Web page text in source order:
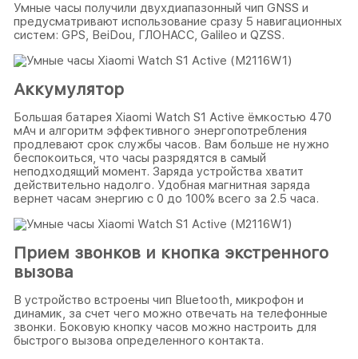
Умные часы получили двухдиапазонный чип GNSS и
предусматривают использование сразу 5 навигационных
систем: GPS, BeiDou, ГЛОНАСС, Galileo и QZSS.
Аккумулятор
Большая батарея Xiaomi Watch S1 Active ёмкостью 470
мАч и алгоритм эффективного энергопотребления
продлевают срок службы часов. Вам больше не нужно
беспокоиться, что часы разрядятся в самый
неподходящий момент. Заряда устройства хватит
действительно надолго. Удобная магнитная заряда
вернет часам энергию с 0 до 100% всего за 2.5 часа.
Прием звонков и кнопка экстренного
вызова
В устройство встроены чип Bluetooth, микрофон и
динамик, за счет чего можно отвечать на телефонные
звонки. Боковую кнопку часов можно настроить для
быстрого вызова определенного контакта.